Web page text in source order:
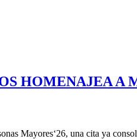
HOMENAJEA A
Mayores‘26, una cita ya